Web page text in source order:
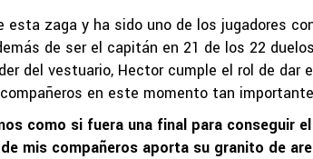
esta zaga y ha sido uno de los jugadores
de ser el capitán en 21 de los 22
del vestuario, Hector cumple el rol de dar
en este momento tan
como si fuera una final para conseguir
mis compañeros aporta su granito de